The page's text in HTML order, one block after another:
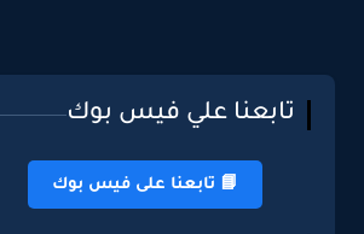
تابعنا علي فيس بوك
📘 تابعنا على فيس بوك